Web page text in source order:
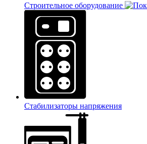
Строительное оборудование
Стабилизаторы напряжения